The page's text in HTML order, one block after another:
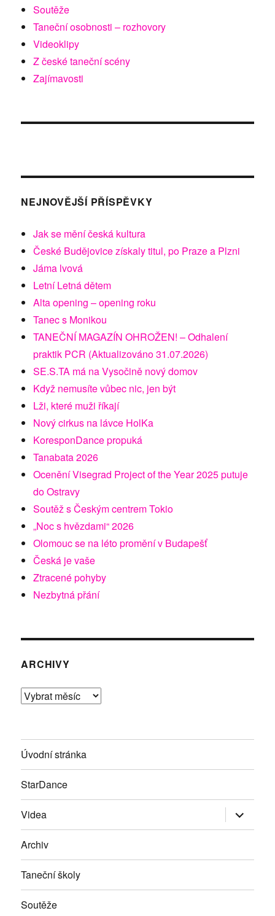
Soutěže
Taneční osobnosti – rozhovory
Videoklipy
Z české taneční scény
Zajímavosti
NEJNOVĚJŠÍ PŘÍSPĚVKY
Jak se mění česká kultura
České Budějovice získaly titul, po Praze a Plzni
Jáma lvová
Letní Letná dětem
Alta opening – opening roku
Tanec s Monikou
TANEČNÍ MAGAZÍN OHROŽEN! – Odhalení
praktik PCR (Aktualizováno 31.07.2026)
SE.S.TA má na Vysočině nový domov
Když nemusíte vůbec nic, jen být
Lži, které muži říkají
Nový cirkus na lávce HolKa
KoresponDance propuká
Tanabata 2026
Ocenění Visegrad Project of the Year 2025 putuje
do Ostravy
Soutěž s Českým centrem Tokio
„Noc s hvězdami“ 2026
Olomouc se na léto promění v Budapešť
Česká je vaše
Ztracené pohyby
Nezbytná přání
ARCHIVY
Archivy
Úvodní stránka
StarDance
Videa Zobrazit
položky
Archiv
Taneční školy
Soutěže